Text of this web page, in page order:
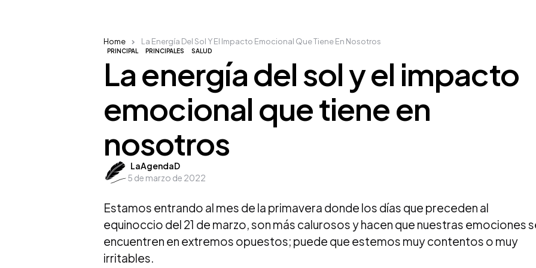
PRINCIPAL PRINCIPALES SALUD
La energía del sol y el impacto
emocional que tiene en
nosotros
Posted
by
LaAgendaD
5 de marzo de 2022
Home La Energía Del Sol Y El Impacto Emocional Que Tiene En Nosotros
Estamos entrando al mes de la primavera donde los días que preceden al
equinoccio del 21 de marzo, son más calurosos y hacen que nuestras emociones
encuentren en extremos opuestos; puede que estemos muy contentos o muy
irritables.